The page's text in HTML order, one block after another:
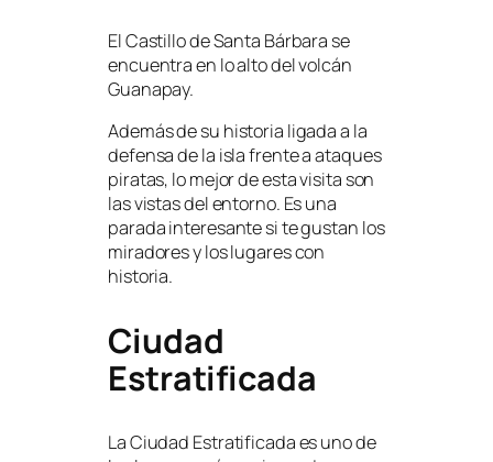
El Castillo de Santa Bárbara se
encuentra en lo alto del volcán
Guanapay.
Además de su historia ligada a la
defensa de la isla frente a ataques
piratas, lo mejor de esta visita son
las vistas del entorno. Es una
parada interesante si te gustan los
miradores y los lugares con
historia.
Ciudad
Estratificada
La Ciudad Estratificada es uno de